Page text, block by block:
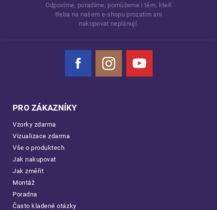
Odpovíme, poradíme, pomůžeme i těm, kteří
třeba na našem e-shopu prozatím ani
nakupovat neplánují.
Facebook Instagram YouTube
PRO ZÁKAZNÍKY
Vzorky zdarma
Vizualizace zdarma
Vše o produktech
Jak nakupovat
Jak změřit
Montáž
Poradna
Často kladené otázky